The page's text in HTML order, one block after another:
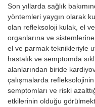
Son yıllarda sağlık
yöntemleri yaygın olarak
olan refleksoloji kulak, el
organlarına ve
el ve parmak teknikleriyle
hastalık ve semptomda
alanlarından biride
çalışmalarda
semptomları ve riski
etkilerinin olduğu